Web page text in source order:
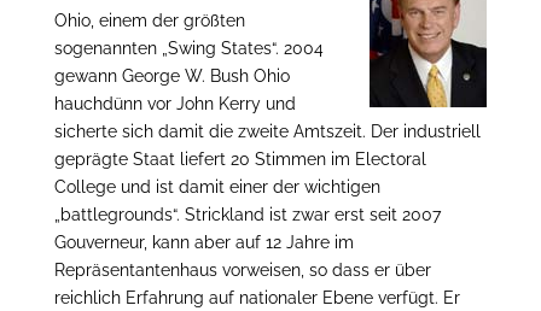
Ohio, einem der größten
sogenannten „Swing States“. 2004
gewann George W. Bush Ohio
hauchdünn vor John Kerry und
sicherte sich damit die zweite Amtszeit. Der industriell
geprägte Staat liefert 20 Stimmen im Electoral
College und ist damit einer der wichtigen
„battlegrounds“. Strickland ist zwar erst seit 2007
Gouverneur, kann aber auf 12 Jahre im
Repräsentantenhaus vorweisen, so dass er über
reichlich Erfahrung auf nationaler Ebene verfügt. Er